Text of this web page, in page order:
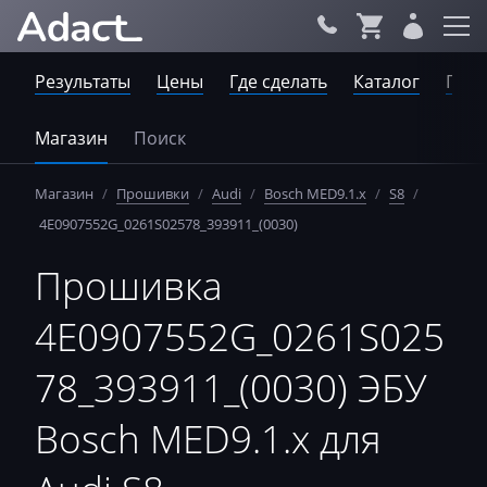
Результаты Цены Где сделать Каталог
Магазин Поиск
Магазин / Прошивки / Audi / Bosch MED9.1.x / S8 /
4E0907552G_0261S02578_393911_(0030)
Прошивка
4E0907552G_0261S025
78_393911_(0030) ЭБУ
Bosch MED9.1.x для